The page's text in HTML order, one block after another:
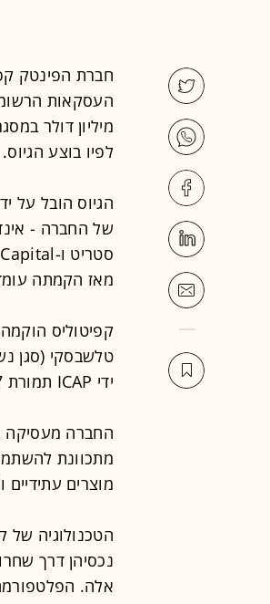
לפיו בוצע הגיוס.
הגיוס הובל על
מאז הקמתה עומד על 170
ידי ICAP תמורת 247 מיליון דולר.
מתכוונת
מוצרים עתידיים
הטכנולוגיה של
נכסיהן דרך
אלה.